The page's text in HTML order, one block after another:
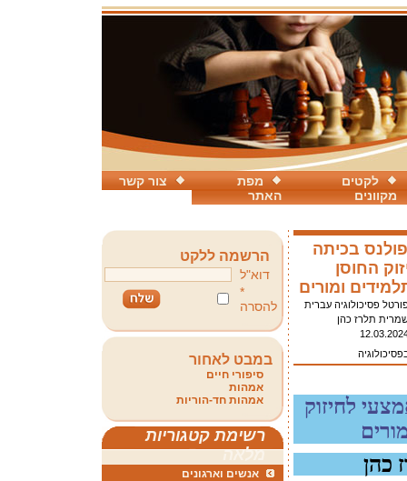
צור קשר
מפת
האתר
לקטים
מקוונים
בכיתה
החוסן
ומורים
פסיכולוגיה עברית
תלרז כהן
לחיזוק
כהן
הרשמה ללקט
דוא"ל
*
להסרה
במבט לאחור
סיפורי חיים
אמהות
אמהות חד-הוריות
רשימת קטגוריות
מלאה
אנשים וארגונים